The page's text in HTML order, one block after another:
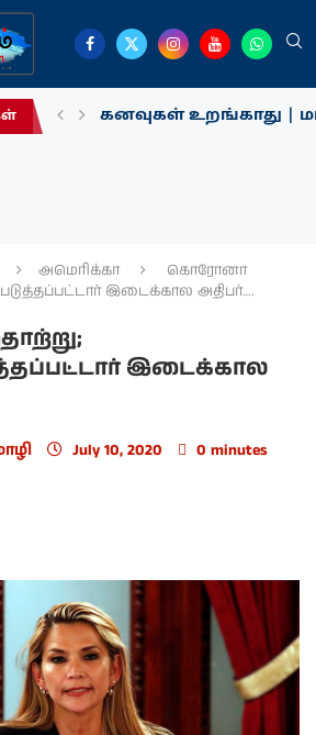
கனவுகள் உறங்காது |
அமெரிக்கா
கொரோனா
இடைக்கால அதிபர்….
இடைக்கால
July 10, 2020
0 minutes